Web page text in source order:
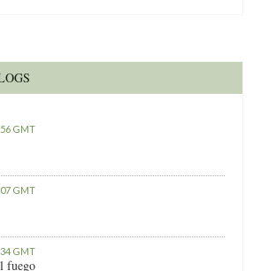
GMT
GMT
GMT
fuego